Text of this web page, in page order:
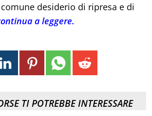
desiderio di ripresa e di
a leggere.
TI POTREBBE INTERESSARE